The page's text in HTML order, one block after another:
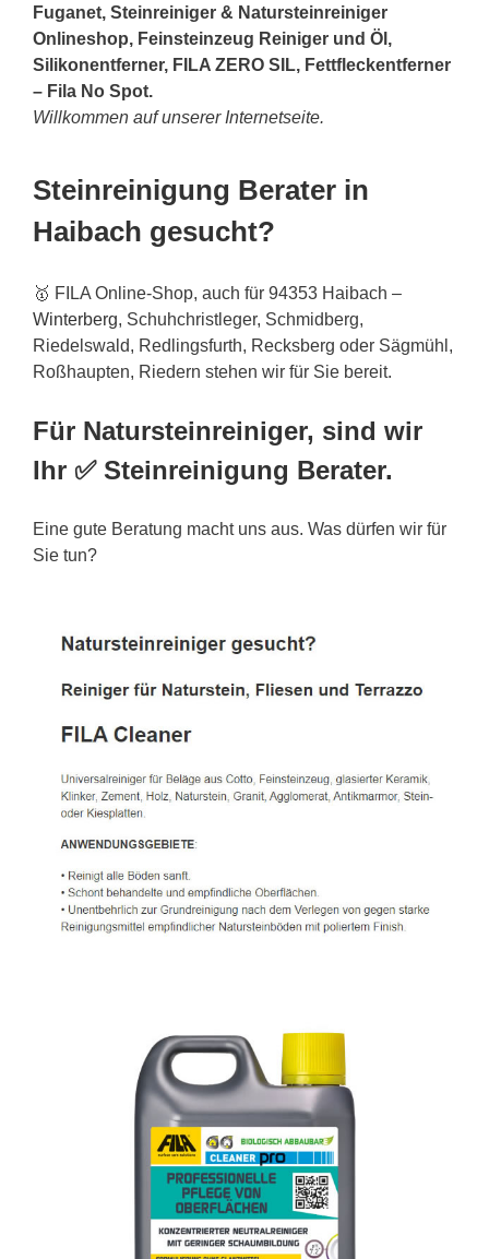
Fuganet, Steinreiniger & Natursteinreiniger
Onlineshop, Feinsteinzeug Reiniger und Öl,
Silikonentferner, FILA ZERO SIL, Fettfleckentferner
– Fila No Spot.
Willkommen auf unserer Internetseite.
Steinreinigung Berater in
Haibach gesucht?
🥇 FILA Online-Shop, auch für 94353 Haibach –
Winterberg, Schuhchristleger, Schmidberg,
Riedelswald, Redlingsfurth, Recksberg oder Sägmühl,
Roßhaupten, Riedern stehen wir für Sie bereit.
Für Natursteinreiniger, sind wir
Ihr ✅ Steinreinigung Berater.
Eine gute Beratung macht uns aus. Was dürfen wir für
Sie tun?